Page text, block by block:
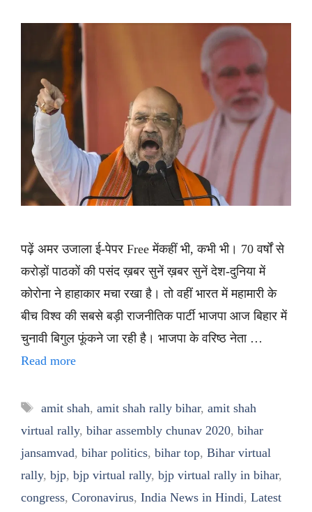
पढ़ें अमर उजाला ई-पेपर Free मेंकहीं भी, कभी भी। 70 वर्षों से
करोड़ों पाठकों की पसंद ख़बर सुनें ख़बर सुनें देश-दुनिया में
कोरोना ने हाहाकार मचा रखा है। तो वहीं भारत में महामारी के
बीच विश्व की सबसे बड़ी राजनीतिक पार्टी भाजपा आज बिहार में
चुनावी बिगुल फूंकने जा रही है। भाजपा के वरिष्ठ नेता …
Read more
Tags
amit shah, amit shah rally bihar, amit shah
virtual rally, bihar assembly chunav 2020, bihar
jansamvad, bihar politics, bihar top, Bihar virtual
rally, bjp, bjp virtual rally, bjp virtual rally in bihar,
congress, Coronavirus, India News in Hindi, Latest